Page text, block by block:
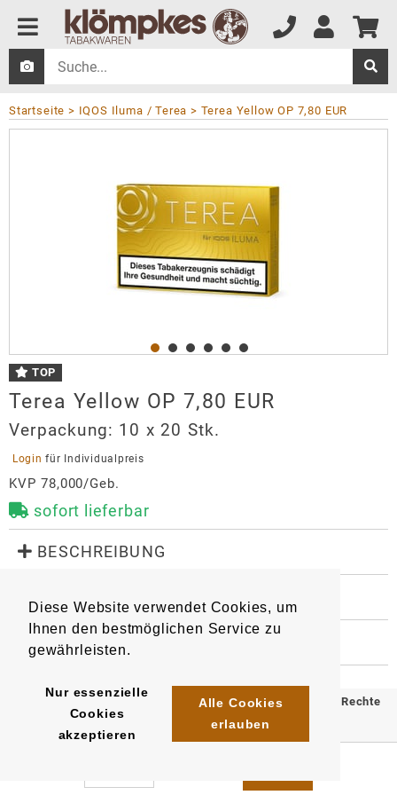
Diese Website verwendet Cookies, um
Ihnen den bestmöglichen Service zu
gewährleisten.
Nur essenzielle
Cookies
akzeptieren
Alle Cookies
erlauben
Startseite IQOS Iluma / Terea Terea Yellow OP 7,80 EUR
TOP
Terea Yellow OP 7,80 EUR
Verpackung: 10 x 20 Stk.
Login für Individualpreis
KVP 78,000/Geb.
sofort lieferbar
BESCHREIBUNG
Intensität: 5
Artikel 8865 EAN/ Stück 4023500047227
EAN/Gebinde10:
4023500747226
EAN/Umkarton500
HERSTELLER
Hersteller
Philip Morris GmbH
Am Haag 14
auftrag.philipmorris@pmi.com
© 2025 Klömpkes Heinrich Inh. Marion Winkels e.K. Alle Rechte
vorbehalten.